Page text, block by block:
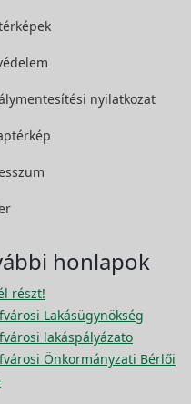
nyilatkozat
honlapok
részt!
Lakásügynökség
lakáspályázato
Önkormányzati Bérlői